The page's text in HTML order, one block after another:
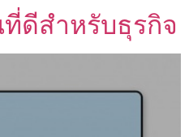
ดีสำหรับธุรกิจ